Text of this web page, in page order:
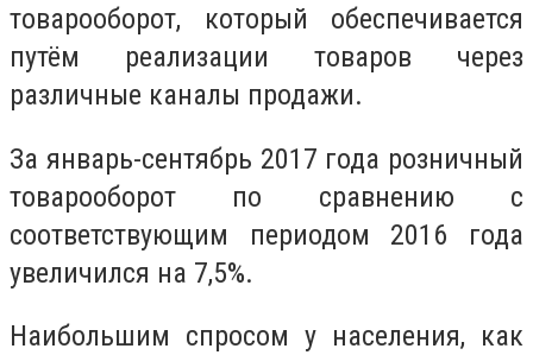
товарооборот, который обеспечивается
путём реализации товаров через
различные каналы продажи.
За январь-сентябрь 2017 года розничный
товарооборот по сравнению с
соответствующим периодом 2016 года
увеличился на 7,5%.
Наибольшим спросом у населения, как